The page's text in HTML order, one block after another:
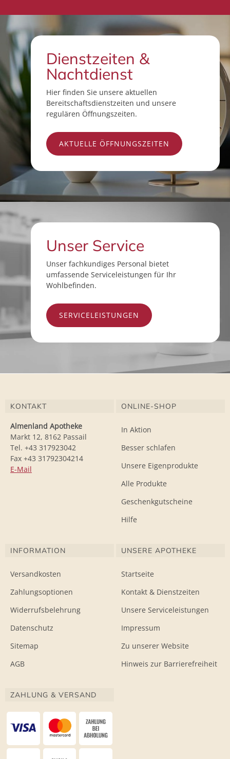
Dienstzeiten &
Nachtdienst
Hier finden Sie unsere aktuellen
Bereitschaftsdienstzeiten und unsere
regulären Öffnungszeiten.
AKTUELLE ÖFFNUNGSZEITEN
Unser Service
Unser fachkundiges Personal bietet
umfassende Serviceleistungen für Ihr
Wohlbefinden.
SERVICELEISTUNGEN
KONTAKT
Almenland Apotheke
Markt 12, 8162 Passail
Tel. +43 317923042
Fax +43 31792304214
E-Mail
ONLINE-SHOP
In Aktion
Besser schlafen
Unsere Eigenprodukte
Alle Produkte
Geschenkgutscheine
Hilfe
INFORMATION
Versandkosten
Zahlungsoptionen
Widerrufsbelehrung
Datenschutz
Sitemap
AGB
UNSERE APOTHEKE
Startseite
Kontakt & Dienstzeiten
Unsere Serviceleistungen
Impressum
Zu unserer Website
Hinweis zur Barrierefreiheit
ZAHLUNG & VERSAND